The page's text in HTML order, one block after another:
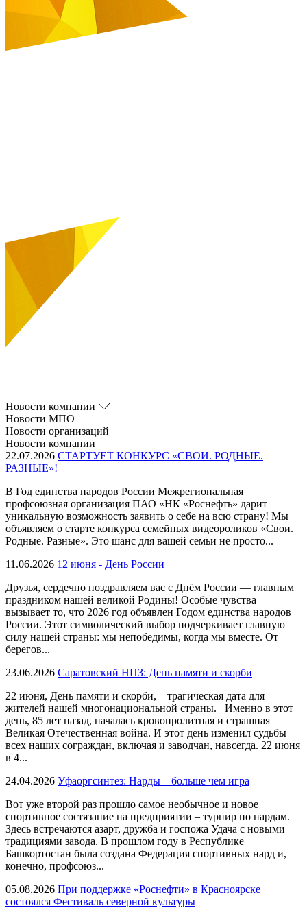
Новости компании
Новости МПО
Новости организаций
Новости компании
22.07.2026 СТАРТУЕТ КОНКУРС «СВОИ. РОДНЫЕ.
РАЗНЫЕ»!
В Год единства народов России Межрегиональная
профсоюзная организация ПАО «НК «Роснефть» дарит
уникальную возможность заявить о себе на всю страну! Мы
объявляем о старте конкурса семейных видеороликов «Свои.
Родные. Разные». Это шанс для вашей семьи не просто...
11.06.2026 12 июня - День России
Друзья, сердечно поздравляем вас с Днём России — главным
праздником нашей великой Родины! Особые чувства
вызывает то, что 2026 год объявлен Годом единства народов
России. Этот символический выбор подчеркивает главную
силу нашей страны: мы непобедимы, когда мы вместе. От
берегов...
23.06.2026 Саратовский НПЗ: День памяти и скорби
22 июня, День памяти и скорби, – трагическая дата для
жителей нашей многонациональной страны. Именно в этот
день, 85 лет назад, началась кровопролитная и страшная
Великая Отечественная война. И этот день изменил судьбы
всех наших сограждан, включая и заводчан, навсегда. 22 июня
в 4...
24.04.2026 Уфаоргсинтез: Нарды – больше чем игра
Вот уже второй раз прошло самое необычное и новое
спортивное состязание на предприятии – турнир по нардам.
Здесь встречаются азарт, дружба и госпожа Удача с новыми
традициями завода. В прошлом году в Республике
Башкортостан была создана Федерация спортивных нард и,
конечно, профсоюз...
05.08.2026 При поддержке «Роснефти» в Красноярске
состоялся Фестиваль северной культуры